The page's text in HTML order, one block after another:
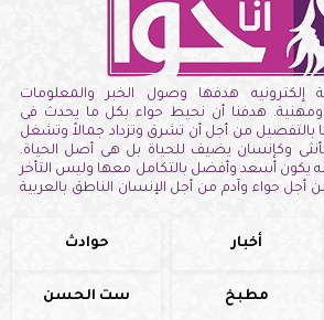
هدفها وصول الخبر والمعلومات
هدفنا أن نحيط حواء بكل ما يحدث فى
بالتفصيل من أجل أن تشرق وتزداد جمالاً وتشغل
وكإنسان يضيف للحياة بل هى أصل الحياة.
يكون أسعد وأفضل بالتكامل معها وليس التأخر
أجل حواء وآدم من أجل الإنسان الناطق بالعربية
أخبار حوادث
مطبخ ست الحسن